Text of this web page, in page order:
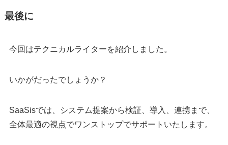
最後に
今回はテクニカルライターを紹介しました。
いかがだったでしょうか？
SaaSisでは、システム提案から検証、導入、連携まで、
全体最適の視点でワンストップでサポートいたします。